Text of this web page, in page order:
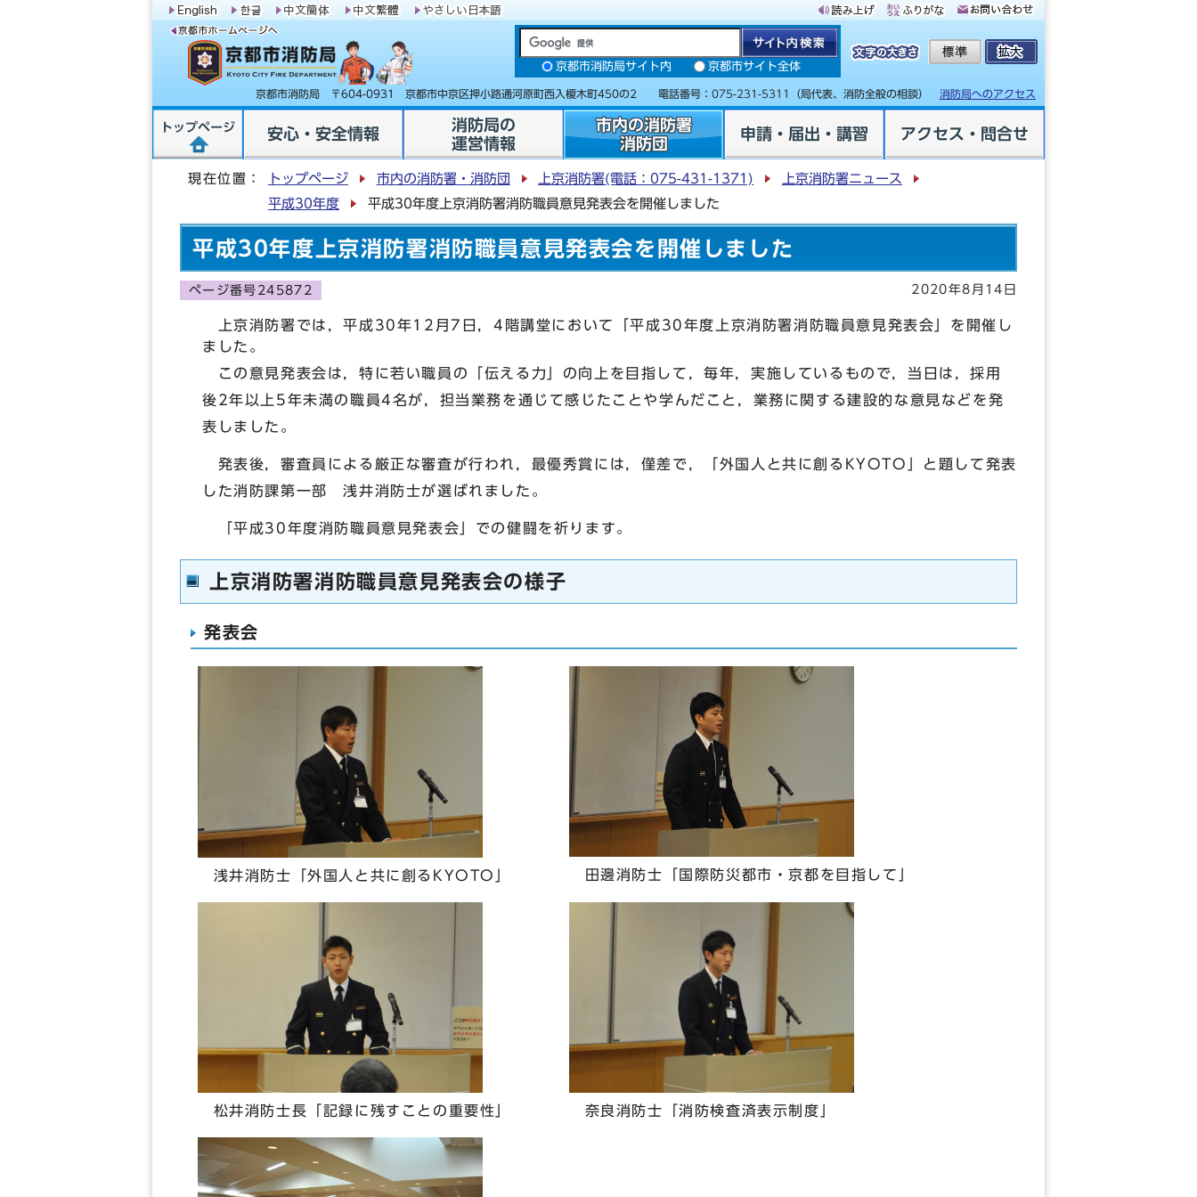
京都市消防局サイト内 京都市サイト全体
京都市消防局 〒604-0931 京都市中京区押小路通河原町西入榎木町450の2 電話番号： 075-231-5311 （局代表、消防全般の相談） 消防局へのアクセス
トップページ 安心・安全情報
消防局の
運営情報
市内の消防署
消防団
申請・届出・講習 アクセス・問合せ
現在位置： トップページ 市内の消防署・消防団 上京消防署(電話：075-431-1371)
上京消防署ニュース
平成30年度
平成30年度上京消防署消防職員意見発表会を開催しました
平成30年度上京消防署消防職員意見発表会を開催しました
ページ番号245872 2020年8月14日
上京消防署では，平成30年12月7日，4階講堂において「平成30年度上京消防署消防職員意見発表会」を開催し
ました。
この意見発表会は，特に若い職員の「伝える力」の向上を目指して，毎年，実施しているもので，当日は，採用
後2年以上5年未満の職員4名が，担当業務を通じて感じたことや学んだこと，業務に関する建設的な意見などを発
表しました。
発表後，審査員による厳正な審査が行われ，最優秀賞には，僅差で，「外国人と共に創るKYOTO」と題して発表
した消防課第一部 浅井消防士が選ばれました。
「平成30年度消防職員意見発表会」での健闘を祈ります。
上京消防署消防職員意見発表会の様子
発表会
浅井消防士「外国人と共に創るKYOTO」 田邊消防士「国際防災都市・京都を目指して」
松井消防士長「記録に残すことの重要性」 奈良消防士「消防検査済表示制度」